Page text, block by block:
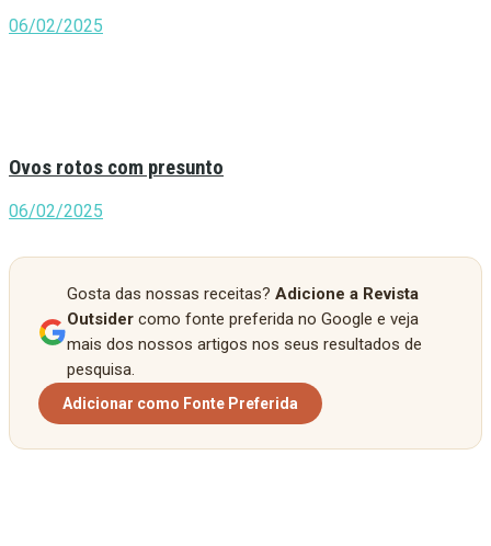
06/02/2025
Ovos rotos com presunto
06/02/2025
Gosta das nossas receitas? Adicione a Revista
Outsider como fonte preferida no Google e veja
mais dos nossos artigos nos seus resultados de
pesquisa.
Adicionar como Fonte Preferida